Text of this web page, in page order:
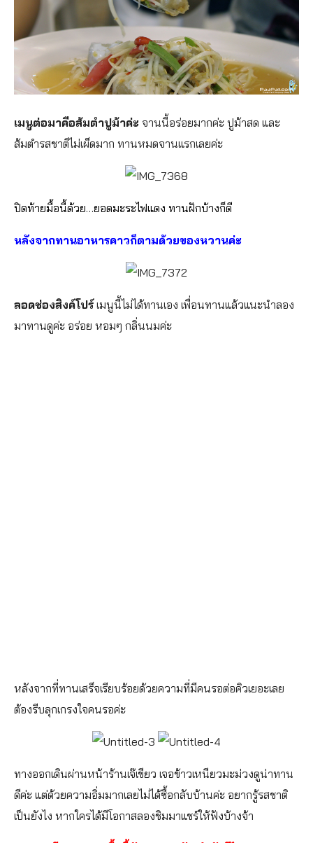
เมนูต่อมาคือส้มตำปูม้าค่ะ จานนี้อร่อยมากค่ะ ปูม้าสด และ
ส้มตำรสชาติไม่เผ็ดมาก ทานหมดจานแรกเลยค่ะ
ปิดท้ายมื้อนี้ด้วย…ยอดมะระไฟแดง ทานฝักบ้างก็ดี
หลังจากทานอาหารคาวก็ตามด้วยของหวานค่ะ
ลอดช่องสิงค์โปร์เมนูนี้ไม่ได้ทานเอง เพื่อนทานแล้วแนะนำลอง
มาทานดูค่ะ อร่อย หอมๆ กลิ่นนมค่ะ
หลังจากที่ทานเสร็จเรียบร้อยด้วยความที่มีคนรอต่อคิวเยอะเลย
ต้องรีบลุกเกรงใจคนรอค่ะ
ทางออกเดินผ่านหน้าร้านเจ๊เขียว เจอข้าวเหนียวมะม่วงดูน่าทาน
ดีค่ะ แต่ด้วยความอิ่มมากเลยไม่ได้ซื้อกลับบ้านค่ะ อยากรู้รสชาติ
เป็นยังไง หากใครได้มีโอกาสลองชิมมาแชร์ให้ฟังบ้างจ้า